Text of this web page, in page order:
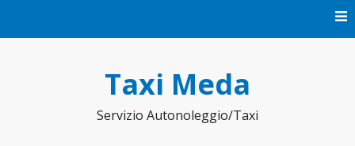
Taxi Meda
Servizio Autonoleggio/Taxi